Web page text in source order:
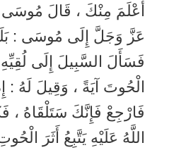
أَعْلَمَ مِنْكَ ، قَالَ مُوسَى
عَزَّ وَجَلَّ إِلَى مُوسَى :
فَسَأَلَ السَّبِيلَ إِلَى
الْحُوتَ آيَةً ، وَقِيلَ لَهُ
فَارْجِعْ فَإِنَّكَ سَتَلْقَاهُ
اللَّهُ عَلَيْهِ يَتَّبِعُ أَثَرَ